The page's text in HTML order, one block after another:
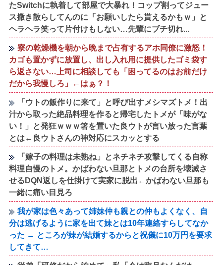
たSwitchに執着して部屋で大暴れ！コップ割ってジュー
ス撒き散らしてんのに「お願いしたら貰えるかもｗ」と
ヘラヘラ笑って片付けもしない…先輩にブチ切れ...
寮の乾燥機を朝から晩まで占有するアホ同僚に激怒！
カゴも置かずに放置し、出し入れ用に提供したゴミ袋す
ら返さない…上司に相談しても「困ってるのはお前だけ
だから我慢しろ」←はぁ？！
「ウトの飯作りに来て」と呼び出すメシマズトメ！出
汁から取った絶品料理を作ると帰宅したトメが「味がな
い！」と発狂ｗｗｗ箸を置いた良ウトが言い放った言葉
とは←良ウトさんの神対応にスカッとする
「嫁子の料理は未熟ね」とネチネチ攻撃してくる自称
料理自慢のトメ。かばわない旦那とトメの台所を壊滅さ
せるDQN返しを仕掛けて実家に脱出←かばわない旦那も
一緒に痛い目見ろ
我が家は色々あって姉妹仲も親との仲もよくなく、自
分は逃げるように家を出て妹とは10年連絡すらしてなか
った → ところが妹が結婚するからと祝儀に10万円を要求
してきて…